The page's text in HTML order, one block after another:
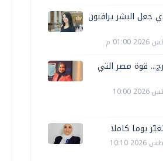
جعل البشر يراقبون
قوة مصر التي
الجمعة، 07 اغسطس 2026 10:00
يوما كاملا
الخميس، 06 اغسطس 2026 10:10